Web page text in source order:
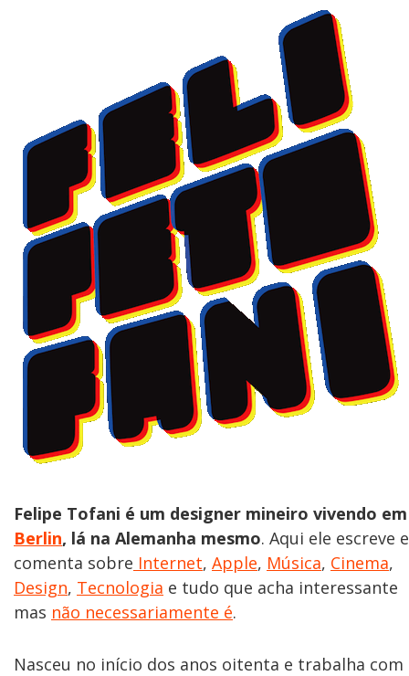
Felipe Tofani é um designer mineiro vivendo em
Berlin, lá na Alemanha mesmo. Aqui ele escreve e
comenta sobre Internet, Apple, Música, Cinema,
Design, Tecnologia e tudo que acha interessante
mas não necessariamente é.
Nasceu no início dos anos oitenta e trabalha com